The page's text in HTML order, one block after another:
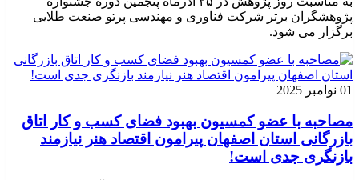
پژوهشگران برتر شرکت فناوری و مهندسی پرتو صنعت طلایی
برگزار می شود.
01 نوامبر 2025
مصاحبه با عضو کمسیون بهبود فضای کسب و کار اتاق
بازرگانی استان اصفهان پیرامون اقتصاد هنر نیازمند
بازنگری جدی است!